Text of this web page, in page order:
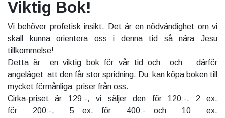
Viktig Bok!
Vi behöver profetisk insikt. Det är en nödvändighet om vi
skall kunna orientera oss i denna tid så nära Jesu
tillkommelse!
Detta är en viktig bok för vår tid och och därför
angeläget att den får stor spridning. Du kan köpa boken till
mycket förmånliga priser från oss.
Cirka-priset är 129:-, vi säljer den för 120:-. 2 ex.
för 200:-, 5 ex. för 400:- och 10 ex.